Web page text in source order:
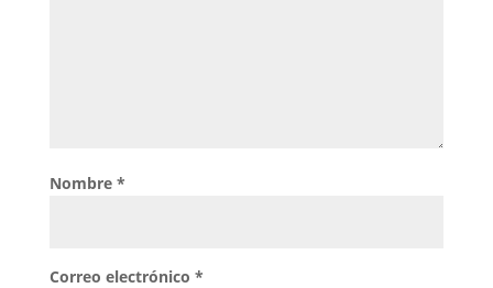
Nombre *
Correo electrónico *